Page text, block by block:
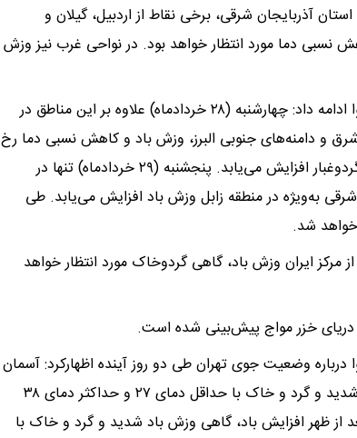
آذربایجان شرقی، برخی نقاط از اردبیل، گیلان و
نسبی دما مورد انتظار خواهد بود. در نواحی غرب نیز وزش
رئیس مرکز ملی پیش‌بینی و مدیریت بحران مخاطرات وضع هوا ادامه داد: چهارشنبه (۲۸ خردادماه) علاوه بر این مناطق در
و دامنه‌های جنوبی البرز، وزش باد و کاهش نسبی دما رخ
می‌دهد. طی این روز در نواحی جنوب غرب وزش باد و خیزش گردوغبار افزایش می‌یابد. پنجشنبه (۲۹ خردادماه) تنها در
به‌ویژه در منطقه زابل وزش باد افزایش می‌یابد. طی
ایران وزش باد، گاهی گردوخاک مورد انتظار خواهد
خزر مواج پیش‌بینی شده است.
وضعیت جوی تهران طی دو روز آینده اظهارکرد: آسمان
تهران فردا (۲۷ خردادماه) کمی ابری در بعد از ظهر افزایش باد شدید و گرد و خاک با حداقل دمای ۲۷ و حداکثر دمای ۳۸
کمی ابری در بعد از ظهر افزایش باد، گاهی وزش باد شدید و گرد و خاک با